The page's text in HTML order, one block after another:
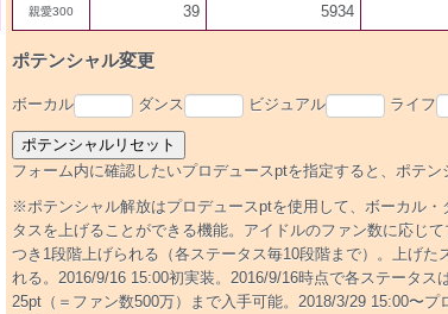
親愛300 39 5934
ポテンシャル変更
ボーカル ダンス ビジュアル ライフ
フォーム内に確認したいプロデュースptを指定すると、ポテン
※ポテンシャル解放はプロデュースptを使用して、ボーカル
タスを上げることができる機能。アイドルのファン数に応じ
つき1段階上げられる（各ステータス毎10段階まで）。上げた
れる。2016/9/16 15:00初実装。2016/9/16時点で各ステータス
25pt（＝ファン数500万）まで入手可能。2018/3/29 15:00〜